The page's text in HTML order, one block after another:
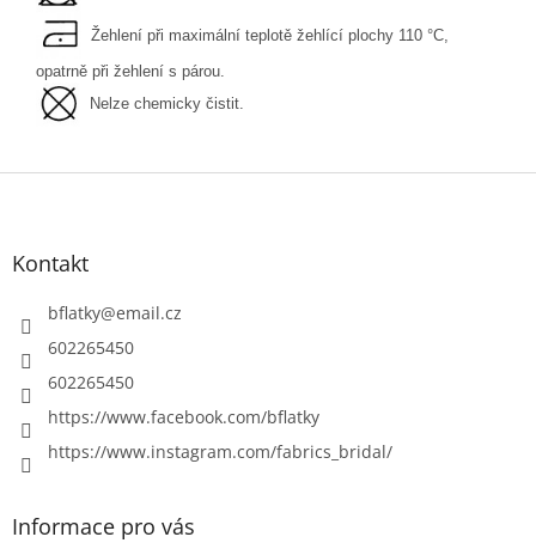
Žehlení při maximální teplotě žehlící plochy 110 °C,
opatrně při žehlení s párou.
Nelze chemicky čistit.
Z
Kontakt
bflatky@email.cz
602265450
602265450
https://www.facebook.com/bflatky
https://www.instagram.com/fabrics_bridal/
Informace pro vás